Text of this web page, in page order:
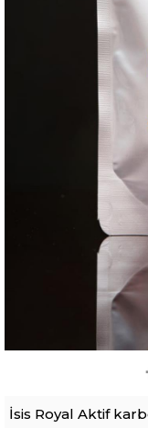
İsis Royal Aktif